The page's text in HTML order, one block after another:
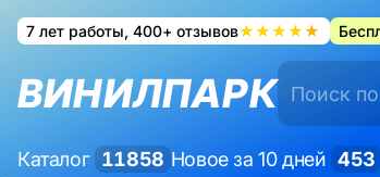
7 лет работы, 400+ отзывов★★★★★
ВИНИЛПАРК
Каталог 11858 Новое за 10 дней 453